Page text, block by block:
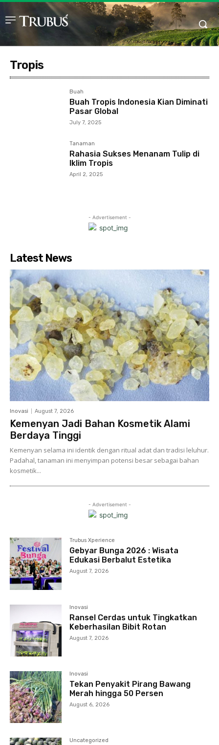
Tropis
Buah
Buah Tropis Indonesia Kian Diminati
Pasar Global
July 7, 2025
Tanaman
Rahasia Sukses Menanam Tulip di
Iklim Tropis
April 2, 2025
- Advertisement -
Latest News
Inovasi August 7, 2026
Kemenyan Jadi Bahan Kosmetik Alami
Berdaya Tinggi
Kemenyan selama ini identik dengan ritual adat dan tradisi leluhur.
Padahal, tanaman ini menyimpan potensi besar sebagai bahan
kosmetik...
- Advertisement -
Trubus Xperience
Gebyar Bunga 2026 : Wisata
Edukasi Berbalut Estetika
August 7, 2026
Inovasi
Ransel Cerdas untuk Tingkatkan
Keberhasilan Bibit Rotan
August 7, 2026
Inovasi
Tekan Penyakit Pirang Bawang
Merah hingga 50 Persen
August 6, 2026
Uncategorized